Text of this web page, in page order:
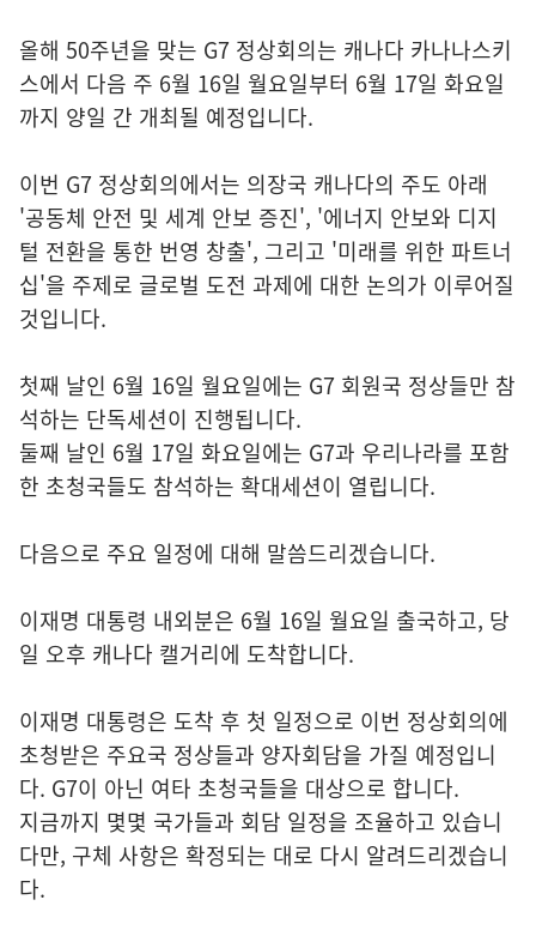
올해 50주년을 맞는 G7 정상회의는 캐나다 카나나스키
스에서 다음 주 6월 16일 월요일부터 6월 17일 화요일
까지 양일 간 개최될 예정입니다.
이번 G7 정상회의에서는 의장국 캐나다의 주도 아래
'공동체 안전 및 세계 안보 증진', '에너지 안보와 디지
털 전환을 통한 번영 창출', 그리고 '미래를 위한 파트너
십'을 주제로 글로벌 도전 과제에 대한 논의가 이루어질
것입니다.
첫째 날인 6월 16일 월요일에는 G7 회원국 정상들만 참
석하는 단독세션이 진행됩니다.
둘째 날인 6월 17일 화요일에는 G7과 우리나라를 포함
한 초청국들도 참석하는 확대세션이 열립니다.
다음으로 주요 일정에 대해 말씀드리겠습니다.
이재명 대통령 내외분은 6월 16일 월요일 출국하고, 당
일 오후 캐나다 캘거리에 도착합니다.
이재명 대통령은 도착 후 첫 일정으로 이번 정상회의에
초청받은 주요국 정상들과 양자회담을 가질 예정입니
다. G7이 아닌 여타 초청국들을 대상으로 합니다.
지금까지 몇몇 국가들과 회담 일정을 조율하고 있습니
다만, 구체 사항은 확정되는 대로 다시 알려드리겠습니
다.